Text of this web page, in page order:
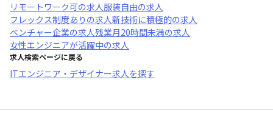
リモートワーク可の求人服装自由の求人
フレックス制度あり の求人新技術に積極的の求人
ベンチャー企業の求人残業月20時間未満の求人
女性エンジニアが活躍中の求人
求人検索ページに戻る
ITエンジニア・デザイナー求人を探す